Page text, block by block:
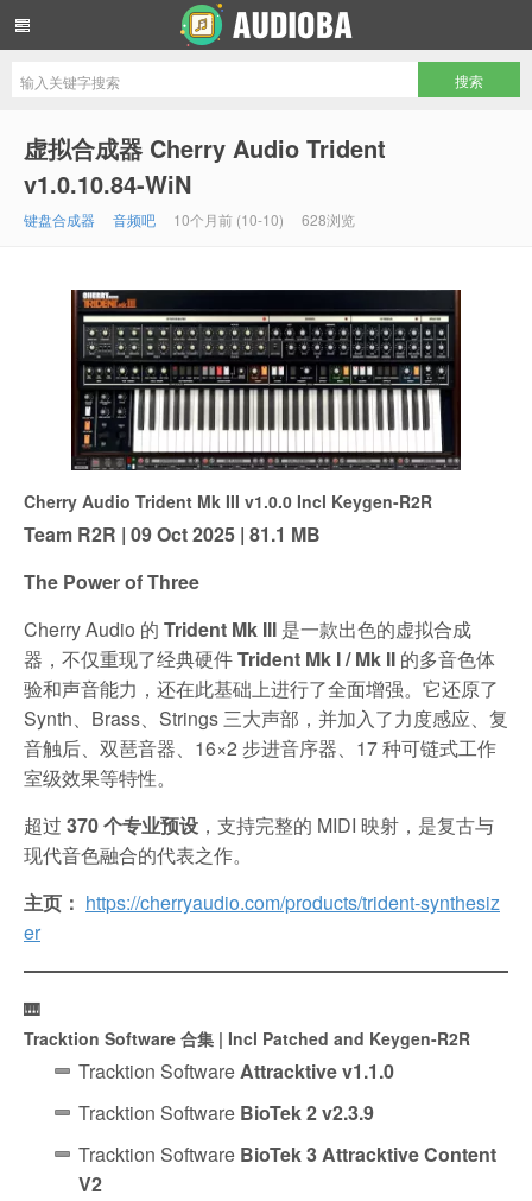
虚拟合成器 Cherry Audio Trident
v1.0.10.84-WiN
键盘合成器 音频吧 10个月前 (10-10) 628浏览
Cherry Audio Trident Mk III v1.0.0 Incl Keygen-R2R
Team R2R | 09 Oct 2025 | 81.1 MB
The Power of Three
Cherry Audio 的 Trident Mk III 是一款出色的虚拟合成
器，不仅重现了经典硬件Trident Mk I / Mk II 的多音色体
验和声音能力，还在此基础上进行了全面增强。它还原了
Synth、Brass、Strings 三大声部，并加入了力度感应、复
音触后、双琶音器、16×2 步进音序器、17 种可链式工作
室级效果等特性。
超过 370 个专业预设 ，支持完整的 MIDI 映射，是复古与
现代音色融合的代表之作。
主页： https://cherryaudio.com/products/trident-synthesiz
er
🎹
Tracktion Software 合集 | Incl Patched and Keygen-R2R
Tracktion SoftwareAttracktive v1.1.0
Tracktion Software BioTek 2 v2.3.9
Tracktion Software BioTek 3 Attracktive Content
V2